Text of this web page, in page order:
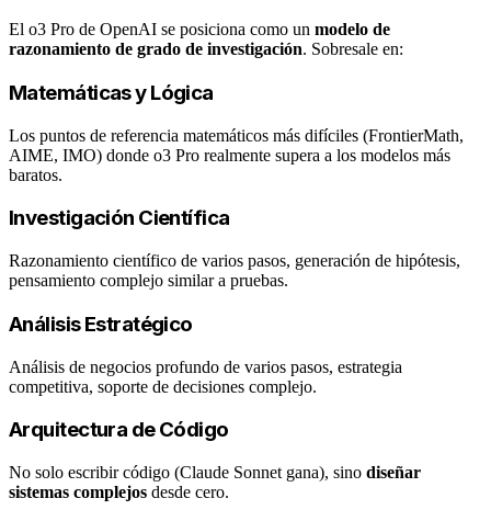
El o3 Pro de OpenAI se posiciona como un modelo de
razonamiento de grado de investigación. Sobresale en:
Matemáticas y Lógica
Los puntos de referencia matemáticos más difíciles (FrontierMath,
AIME, IMO) donde o3 Pro realmente supera a los modelos más
baratos.
Investigación Científica
Razonamiento científico de varios pasos, generación de hipótesis,
pensamiento complejo similar a pruebas.
Análisis Estratégico
Análisis de negocios profundo de varios pasos, estrategia
competitiva, soporte de decisiones complejo.
Arquitectura de Código
No solo escribir código (Claude Sonnet gana), sino diseñar
sistemas complejos desde cero.